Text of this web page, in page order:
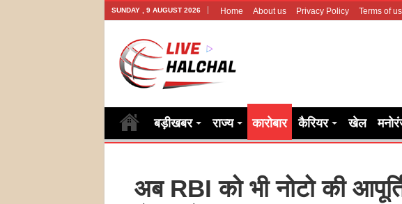
SUNDAY , 9 AUGUST 2026 Home About us Privacy Policy Terms of
बड़ीखबर राज्य कारोबार कैरियर खेल
अब RBI को भी नोटो की